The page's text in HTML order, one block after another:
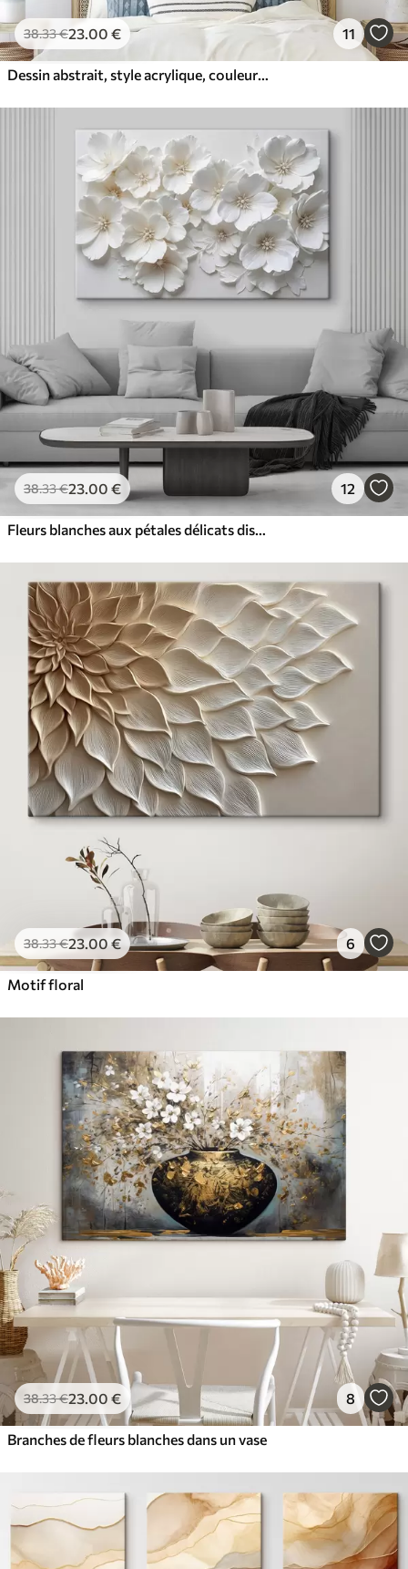
38.33€23 .00 € 11
38.33€23 .00 € 12
38.33€23.00 € 6
Motif floral
38.33€23 .00 € 8
Branches de fleurs blanches dans un vase